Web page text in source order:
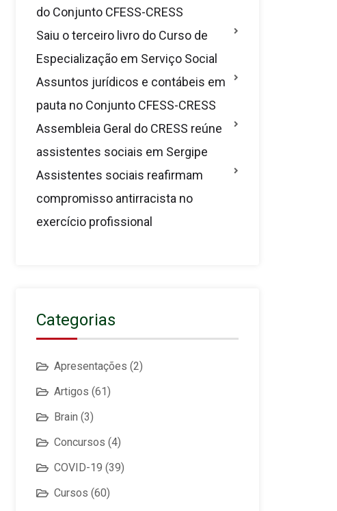
do Conjunto CFESS-CRESS
Saiu o terceiro livro do Curso de
Especialização em Serviço Social
Assuntos jurídicos e contábeis em
pauta no Conjunto CFESS-CRESS
Assembleia Geral do CRESS reúne
assistentes sociais em Sergipe
Assistentes sociais reafirmam
compromisso antirracista no
exercício profissional
Categorias
Apresentações (2)
Artigos (61)
Brain (3)
Concursos (4)
COVID-19 (39)
Cursos (60)